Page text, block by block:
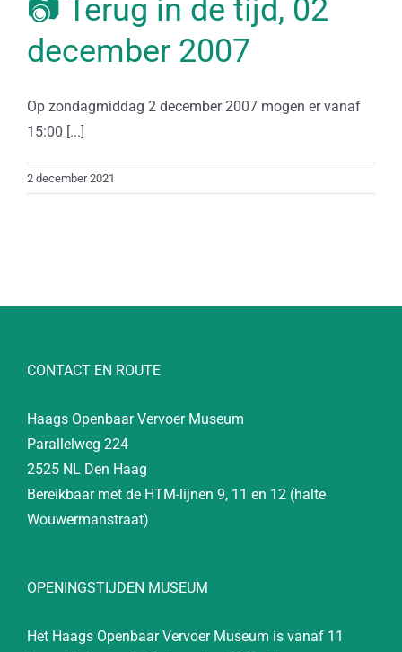
📷 Terug in de tijd, 02
december 2007
Op zondagmiddag 2 december 2007 mogen er vanaf
15:00 [...]
2 december 2021
CONTACT EN ROUTE
Haags Openbaar Vervoer Museum
Parallelweg 224
2525 NL Den Haag
Bereikbaar met de HTM-lijnen 9, 11 en 12 (halte
Wouwermanstraat)
OPENINGSTIJDEN MUSEUM
Het Haags Openbaar Vervoer Museum is vanaf 11